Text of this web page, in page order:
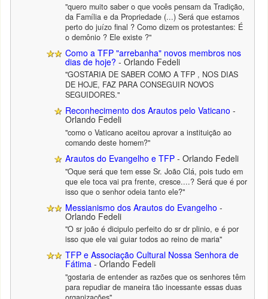
"quero muito saber o que vocês pensam da Tradição,
da Família e da Propriedade (...) Será que estamos
perto do juízo final ? Como dizem os protestantes: É
o demônio ? Ele existe ?"
Como a TFP "arrebanha" novos membros nos
dias de hoje? - Orlando Fedeli
"GOSTARIA DE SABER COMO A TFP , NOS DIAS
DE HOJE, FAZ PARA CONSEGUIR NOVOS
SEGUIDORES."
Reconhecimento dos Arautos pelo Vaticano -
Orlando Fedeli
"como o Vaticano aceitou aprovar a instituição ao
comando deste homem?"
Arautos do Evangelho e TFP - Orlando Fedeli
"Oque será que tem esse Sr. João Clá, pois tudo em
que ele toca vai pra frente, cresce....? Será que é por
isso que o senhor odeia tanto ele?"
Messianismo dos Arautos do Evangelho -
Orlando Fedeli
"O sr joão é dicipulo perfeito do sr dr plinio, e é por
isso que ele vai guiar todos ao reino de maria"
TFP e Associação Cultural Nossa Senhora de
Fátima - Orlando Fedeli
"gostaria de entender as razões que os senhores têm
para repudiar de maneira tão incessante essas duas